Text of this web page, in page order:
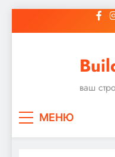
к
ваш
МЕНЮ